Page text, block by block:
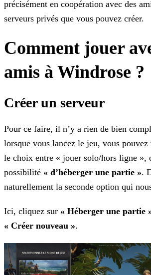
précisément en coopération avec des
serveurs privés que vous pouvez créer.
Comment jouer
amis à Windrose ?
Créer un serveur
Pour ce faire, il n’y a rien de bien
lorsque vous lancez le jeu, vous
le choix entre « jouer solo/hors ligne »,
possibilité « d’héberger une partie ».
naturellement la seconde option qui
Ici, cliquez sur « Héberger une partie
« Créer nouveau ».